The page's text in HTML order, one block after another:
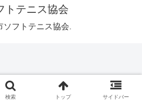
トテニス協会
フトテニス協会.
検索 トップ サイドバー